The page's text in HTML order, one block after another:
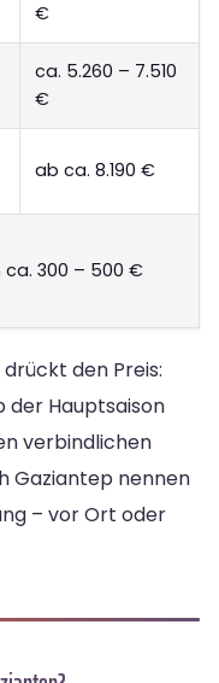
€
ca. 5.260 – 7.510
€
ab ca. 8.190 €
ca. 300 – 500 €
den Preis:
der Hauptsaison
verbindlichen
Gaziantep nennen
– vor Ort oder